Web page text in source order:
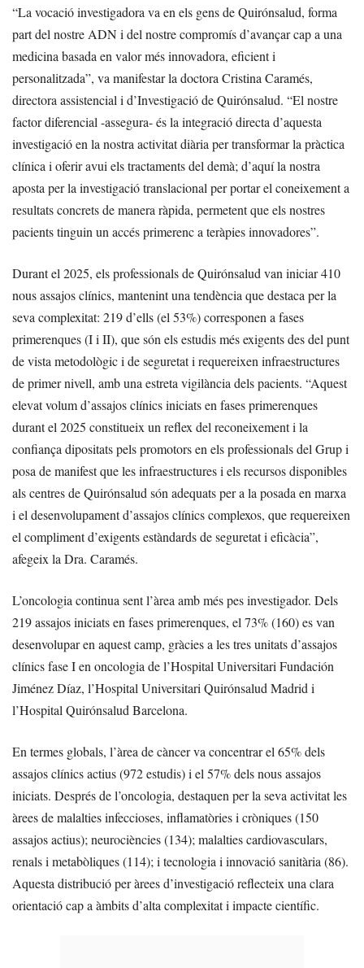
“La vocació investigadora va en els gens de Quirónsalud, forma
part del nostre ADN i del nostre compromís d’avançar cap a una
medicina basada en valor més innovadora, eficient i
personalitzada”, va manifestar la doctora Cristina Caramés,
directora assistencial i d’Investigació de Quirónsalud. “El nostre
factor diferencial -assegura- és la integració directa d’aquesta
investigació en la nostra activitat diària per transformar la pràctica
clínica i oferir avui els tractaments del demà; d’aquí la nostra
aposta per la investigació translacional per portar el coneixement a
resultats concrets de manera ràpida, permetent que els nostres
pacients tinguin un accés primerenc a teràpies innovadores”.
Durant el 2025, els professionals de Quirónsalud van iniciar 410
nous assajos clínics, mantenint una tendència que destaca per la
seva complexitat: 219 d’ells (el 53%) corresponen a fases
primerenques (I i II), que són els estudis més exigents des del punt
de vista metodològic i de seguretat i requereixen infraestructures
de primer nivell, amb una estreta vigilància dels pacients. “Aquest
elevat volum d’assajos clínics iniciats en fases primerenques
durant el 2025 constitueix un reflex del reconeixement i la
confiança dipositats pels promotors en els professionals del Grup i
posa de manifest que les infraestructures i els recursos disponibles
als centres de Quirónsalud són adequats per a la posada en marxa
i el desenvolupament d’assajos clínics complexos, que requereixen
el compliment d’exigents estàndards de seguretat i eficàcia”,
afegeix la Dra. Caramés.
L’oncologia continua sent l’àrea amb més pes investigador. Dels
219 assajos iniciats en fases primerenques, el 73% (160) es van
desenvolupar en aquest camp, gràcies a les tres unitats d’assajos
clínics fase I en oncologia de l’Hospital Universitari Fundación
Jiménez Díaz, l’Hospital Universitari Quirónsalud Madrid i
l’Hospital Quirónsalud Barcelona.
En termes globals, l’àrea de càncer va concentrar el 65% dels
assajos clínics actius (972 estudis) i el 57% dels nous assajos
iniciats. Després de l’oncologia, destaquen per la seva activitat les
àrees de malalties infeccioses, inflamatòries i cròniques (150
assajos actius); neurociències (134); malalties cardiovasculars,
renals i metabòliques (114); i tecnologia i innovació sanitària (86).
Aquesta distribució per àrees d’investigació reflecteix una clara
orientació cap a àmbits d’alta complexitat i impacte científic.